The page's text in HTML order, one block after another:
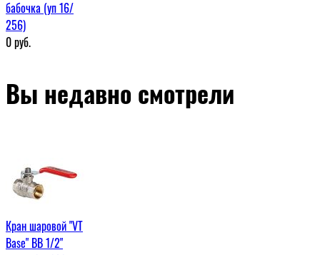
бабочка (уп 16/
256)
0руб.
Вы недавно смотрели
Кран шаровой "VT
Base" ВВ 1/2"